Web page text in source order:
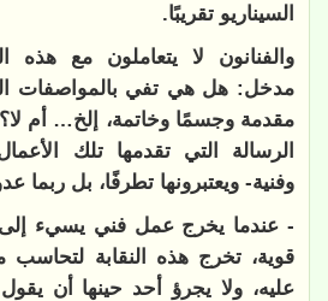
السيناريو تقريبًا.
والفنانون لا يتعاملون مع هذه
مدخل: هل هي تفي بالمواصفات
مقدمة وجسمًا وخاتمة، إلخ… أم
الرسالة التي تقدمها تلك
وفنية- ويعتبرونها تطرفًا، بل ربما
- عندما يخرج عمل فني يسيء إلى
قوية، تخرج هذه النقابة
عليه، ولا يجرؤ أحد حينها أن